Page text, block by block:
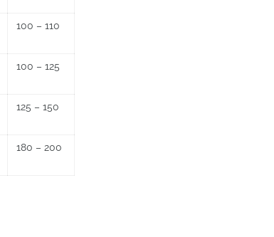
100 – 110
100 – 125
125 – 150
180 – 200